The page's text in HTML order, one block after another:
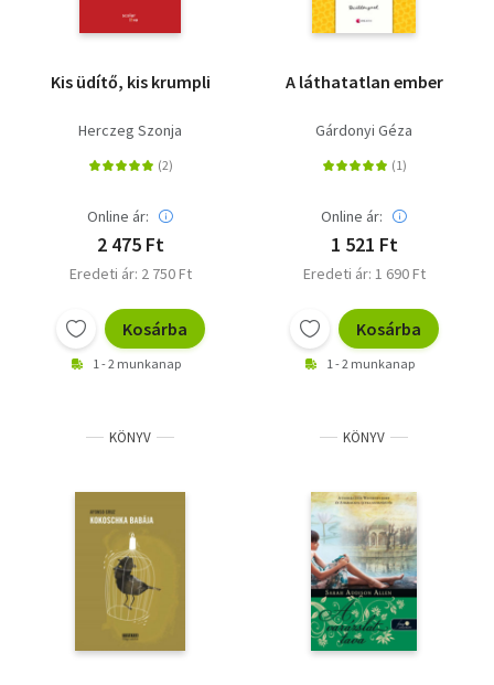
Kis üdítő, kis krumpli
Herczeg Szonja
Online ár:
2 475 Ft
Eredeti ár: 2 750 Ft
Kosárba
1 - 2 munkanap
A láthatatlan ember
Gárdonyi Géza
Online ár:
1 521 Ft
Eredeti ár: 1 690 Ft
Kosárba
1 - 2 munkanap
KÖNYV KÖNYV